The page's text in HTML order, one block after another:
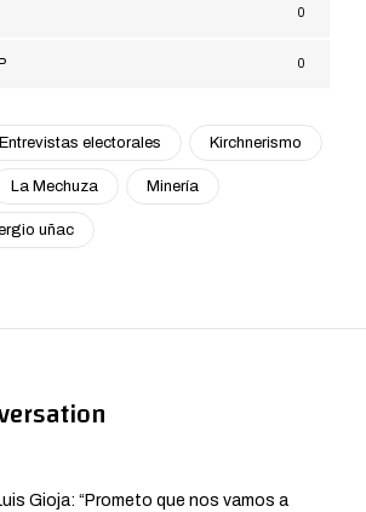
0
0
Entrevistas electorales Kirchnerismo
La Mechuza Minería
uñac
Gioja: “Prometo que nos vamos a